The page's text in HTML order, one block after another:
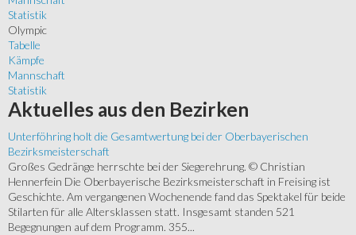
Statistik
Olympic
Tabelle
Kämpfe
Mannschaft
Statistik
Aktuelles aus den Bezirken
Unterföhring holt die Gesamtwertung bei der Oberbayerischen
Bezirksmeisterschaft
Großes Gedränge herrschte bei der Siegerehrung. © Christian
Hennerfein Die Oberbayerische Bezirksmeisterschaft in Freising ist
Geschichte. Am vergangenen Wochenende fand das Spektakel für beide
Stilarten für alle Altersklassen statt. Insgesamt standen 521
Begegnungen auf dem Programm. 355...